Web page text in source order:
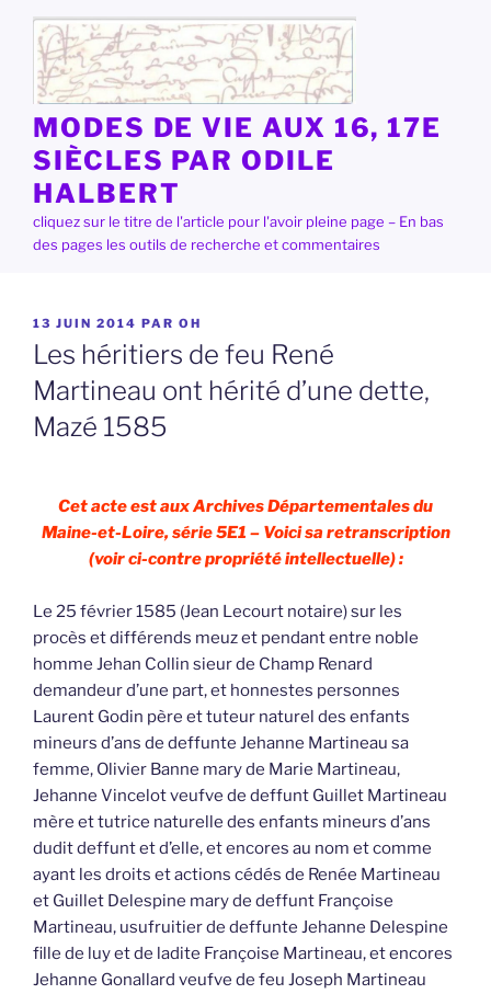
contenu
principal
MODES DE VIE AUX 16, 17E
SIÈCLES PAR ODILE
HALBERT
cliquez sur le titre de l'article pour l'avoir pleine page – En bas
des pages les outils de recherche et commentaires
PUBLIÉ
LE
13 JUIN 2014 PAR OH
Les héritiers de feu René
Martineau ont hérité d’une dette,
Mazé 1585
Cet acte est aux Archives Départementales du
Maine-et-Loire, série 5E1 – Voici sa retranscription
(voir ci-contre propriété intellectuelle) :
Le 25 février 1585 (Jean Lecourt notaire) sur les
procès et différends meuz et pendant entre noble
homme Jehan Collin sieur de Champ Renard
demandeur d’une part, et honnestes personnes
Laurent Godin père et tuteur naturel des enfants
mineurs d’ans de deffunte Jehanne Martineau sa
femme, Olivier Banne mary de Marie Martineau,
Jehanne Vincelot veufve de deffunt Guillet Martineau
mère et tutrice naturelle des enfants mineurs d’ans
dudit deffunt et d’elle, et encores au nom et comme
ayant les droits et actions cédés de Renée Martineau
et Guillet Delespine mary de deffunt Françoise
Martineau, usufruitier de deffunte Jehanne Delespine
fille de luy et de ladite Françoise Martineau, et encores
Jehanne Gonallard veufve de feu Joseph Martineau